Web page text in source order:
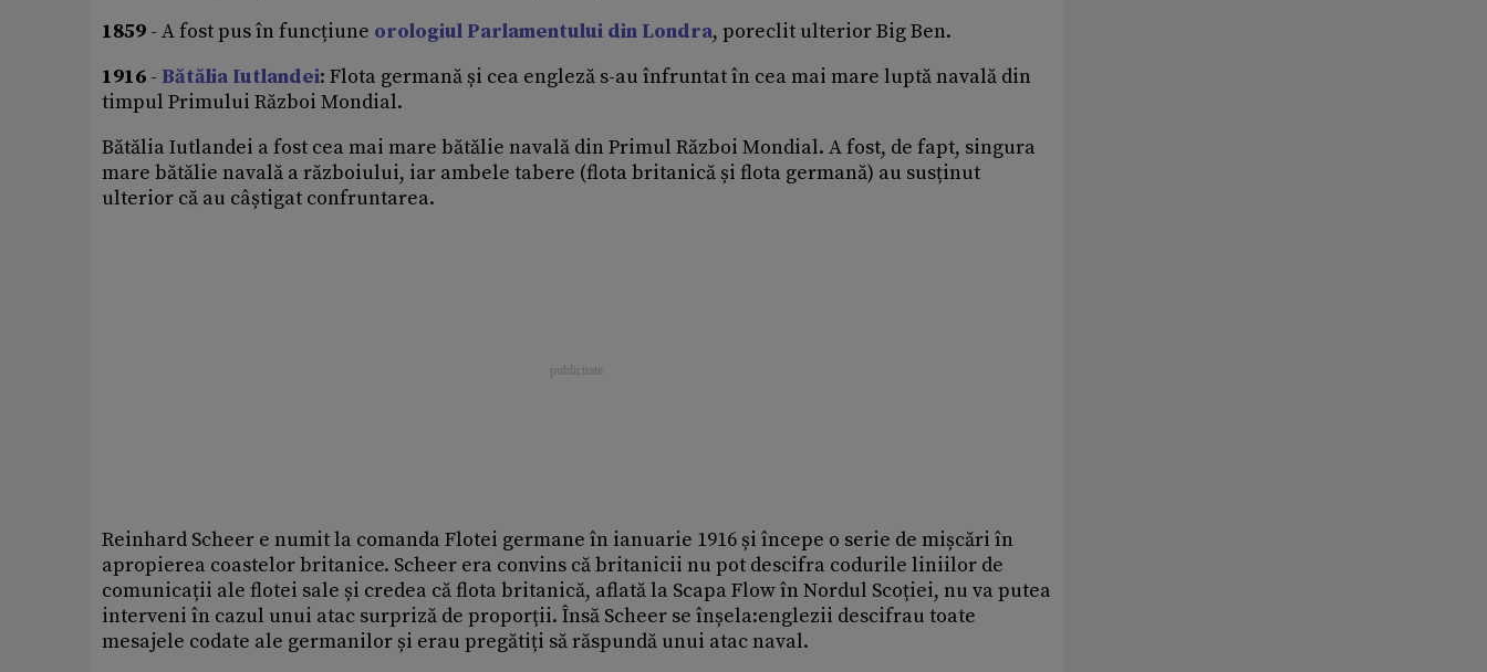
1859 - A fost pus în funcțiune orologiul Parlamentului din Londra, poreclit ulterior Big Ben.
1916 - Bătălia Iutlandei: Flota germană și cea engleză s-au înfruntat în cea mai mare luptă navală din
timpul Primului Război Mondial.
Bătălia Iutlandei a fost cea mai mare bătălie navală din Primul Război Mondial. A fost, de fapt, singura
mare bătălie navală a războiului, iar ambele tabere (flota britanică și flota germană) au susținut
ulterior că au câștigat confruntarea.
Reinhard Scheer e numit la comanda Flotei germane în ianuarie 1916 și începe o serie de mișcări în
apropierea coastelor britanice. Scheer era convins că britanicii nu pot descifra codurile liniilor de
comunicații ale flotei sale și credea că flota britanică, aflată la Scapa Flow în Nordul Scoției, nu va putea
interveni în cazul unui atac surpriză de proporții. Însă Scheer se înșela:englezii descifrau toate
mesajele codate ale germanilor și erau pregătiți să răspundă unui atac naval.